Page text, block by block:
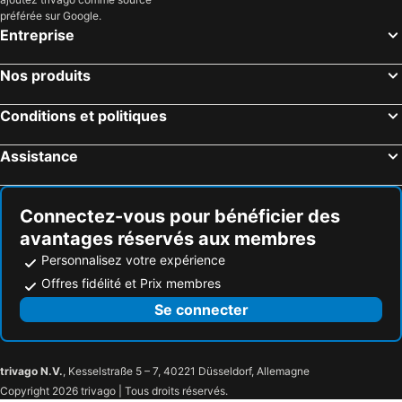
préférée sur Google.
Entreprise
Nos produits
Conditions et politiques
Assistance
Connectez-vous pour bénéficier des
avantages réservés aux membres
Personnalisez votre expérience
Offres fidélité et Prix membres
Se connecter
trivago N.V., Kesselstraße 5 – 7, 40221 Düsseldorf, Allemagne
Copyright 2026 trivago | Tous droits réservés.